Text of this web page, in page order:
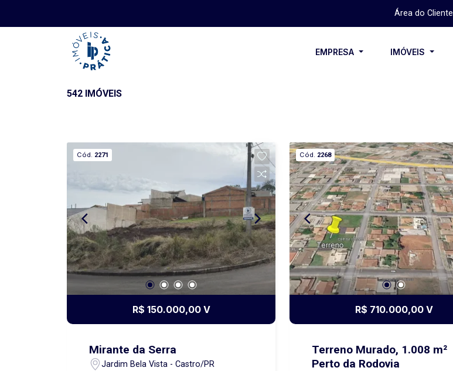
Área do Cliente
EMPRESA IMÓVEIS
542 IMÓVEIS
Cód. 2271
R$ 150.000,00 V
Mirante da Serra
Jardim Bela Vista - Castro/PR
Cód. 2268
R$ 710.000,00 V
Terreno Murado, 1.008 m²
Perto da Rodovia